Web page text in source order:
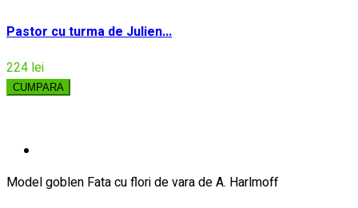
Pastor cu turma de Julien...
224 lei
CUMPARA
Model goblen Fata cu flori de vara de A. Harlmoff